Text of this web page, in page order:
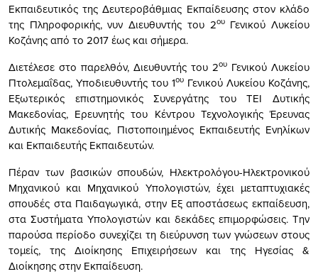
Εκπαιδευτικός της Δευτεροβάθμιας Εκπαίδευσης στον κλάδο
της Πληροφορικής, νυν Διευθυντής του 2ουΓενικού Λυκείου
Κοζάνης από το 2017 έως και σήμερα.
Διετέλεσε στο παρελθόν, Διευθυντής του 2ου Γενικού Λυκείου
Πτολεμαΐδας, Υποδιευθυντής του 1ου Γενικού Λυκείου Κοζάνης,
Εξωτερικός επιστημονικός Συνεργάτης του ΤΕΙ Δυτικής
Μακεδονίας, Ερευνητής του Κέντρου Τεχνολογικής Έρευνας
Δυτικής Μακεδονίας, Πιστοποιημένος Εκπαιδευτής Ενηλίκων
και Εκπαιδευτής Εκπαιδευτών.
Πέραν των βασικών σπουδών, Ηλεκτρολόγου-Ηλεκτρονικού
Μηχανικού και Μηχανικού Υπολογιστών, έχει μεταπτυχιακές
σπουδές στα Παιδαγωγικά, στην Εξ αποστάσεως εκπαίδευση,
στα Συστήματα Υπολογιστών και δεκάδες επιμορφώσεις. Την
παρούσα περίοδο συνεχίζει τη διεύρυνση των γνώσεων στους
τομείς, της Διοίκησης Επιχειρήσεων και της Ηγεσίας &
Διοίκησης στην Εκπαίδευση.